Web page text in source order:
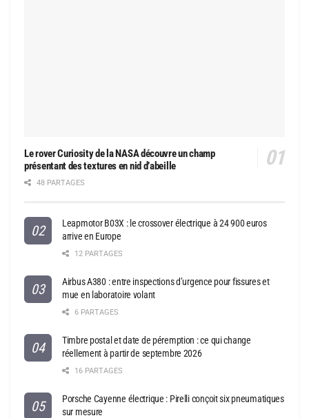
Le rover Curiosity de la NASA découvre un champ
présentant des textures en nid d’abeille
48 PARTAGES
Leapmotor B03X : le crossover électrique à 24 900 euros
arrive en Europe
12 PARTAGES
Airbus A380 : entre inspections d’urgence pour fissures et
mue en laboratoire volant
6 PARTAGES
Timbre postal et date de péremption : ce qui change
réellement à partir de septembre 2026
16 PARTAGES
Porsche Cayenne électrique : Pirelli conçoit six pneumatiques
sur mesure